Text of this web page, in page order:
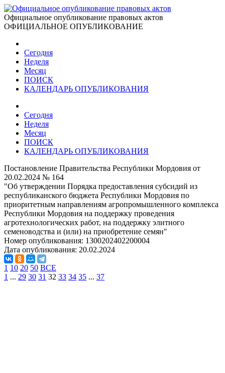
Официальное опубликование правовых актов
ОФИЦИАЛЬНОЕ ОПУБЛИКОВАНИЕ
Сегодня
Неделя
Месяц
ПОИСК
КАЛЕНДАРЬ ОПУБЛИКОВАНИЯ
Сегодня
Неделя
Месяц
ПОИСК
КАЛЕНДАРЬ ОПУБЛИКОВАНИЯ
Постановление Правительства Республики Мордовия от
20.02.2024 № 164
"Об утверждении Порядка предоставления субсидий из
республиканского бюджета Республики Мордовия по
приоритетным направлениям агропромышленного комплекса
Республики Мордовия на поддержку проведения
агротехнологических работ, на поддержку элитного
семеноводства и (или) на приобретение семян"
Номер опубликования: 1300202402200004
Дата опубликования: 20.02.2024
1 10 20 50 ВСЕ
1 ... 29 30 31 32 33 34 35 ... 37